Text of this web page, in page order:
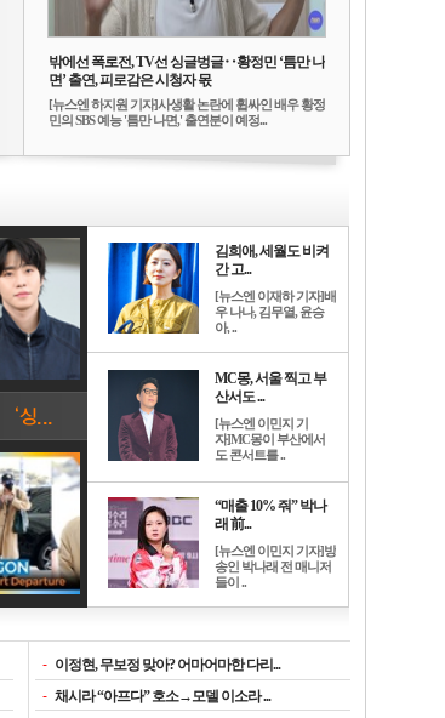
밖에선 폭로전, TV선 싱글벙글‥황정민 ‘틈만 나
면’ 출연, 피로감은 시청자 몫
[뉴스엔 하지원 기자]사생활 논란에 휩싸인 배우 황정
민의 SBS 예능 '틈만 나면,' 출연분이 예정...
김희애, 세월도 비켜
간 고...
[뉴스엔 이재하 기자]배
우 나나, 김무열, 윤승
아, ..
MC몽, 서울 찍고 부
산서도 ...
[뉴스엔 이민지 기
자]MC몽이 부산에서
도 콘서트를 ..
“매출 10% 줘” 박나
래 前...
[뉴스엔 이민지 기자]방
송인 박나래 전 매니저
들이 ..
- 이정현, 무보정 맞아? 어마어마한 다리...
- 채시라 “아프다” 호소→모델 이소라 ...